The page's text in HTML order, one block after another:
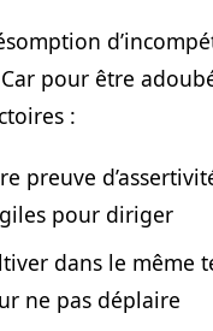
pour être
:
preuve
pour diriger
dans le même
ne pas déplaire